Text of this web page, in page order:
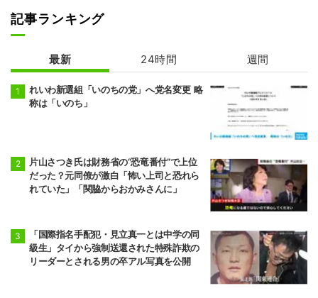
記事ランキング
最新 24時間 週間
れいわ新選組「いのちの党」へ党名変更 略
称は「いのち」
片山さつき氏は財務省の“恐竜番付”で上位
だった？元同僚が激白「怖い上司と恐れら
れていた」「関脇からおかみさんに」
「国際指名手配犯・見立真一とは中学の同
級生」タイから強制送還された特殊詐欺の
リーダーとされる男の卒アル写真を公開